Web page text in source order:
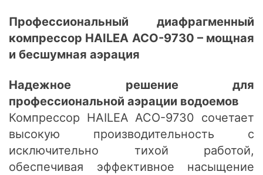
Профессиональный диафрагменный
компрессор HAILEA ACO-9730 – мощная
и бесшумная аэрация
Надежное решение для
профессиональной аэрации водоемов
Компрессор HAILEA ACO-9730 сочетает
высокую производительность с
исключительно тихой работой,
обеспечивая эффективное насыщение